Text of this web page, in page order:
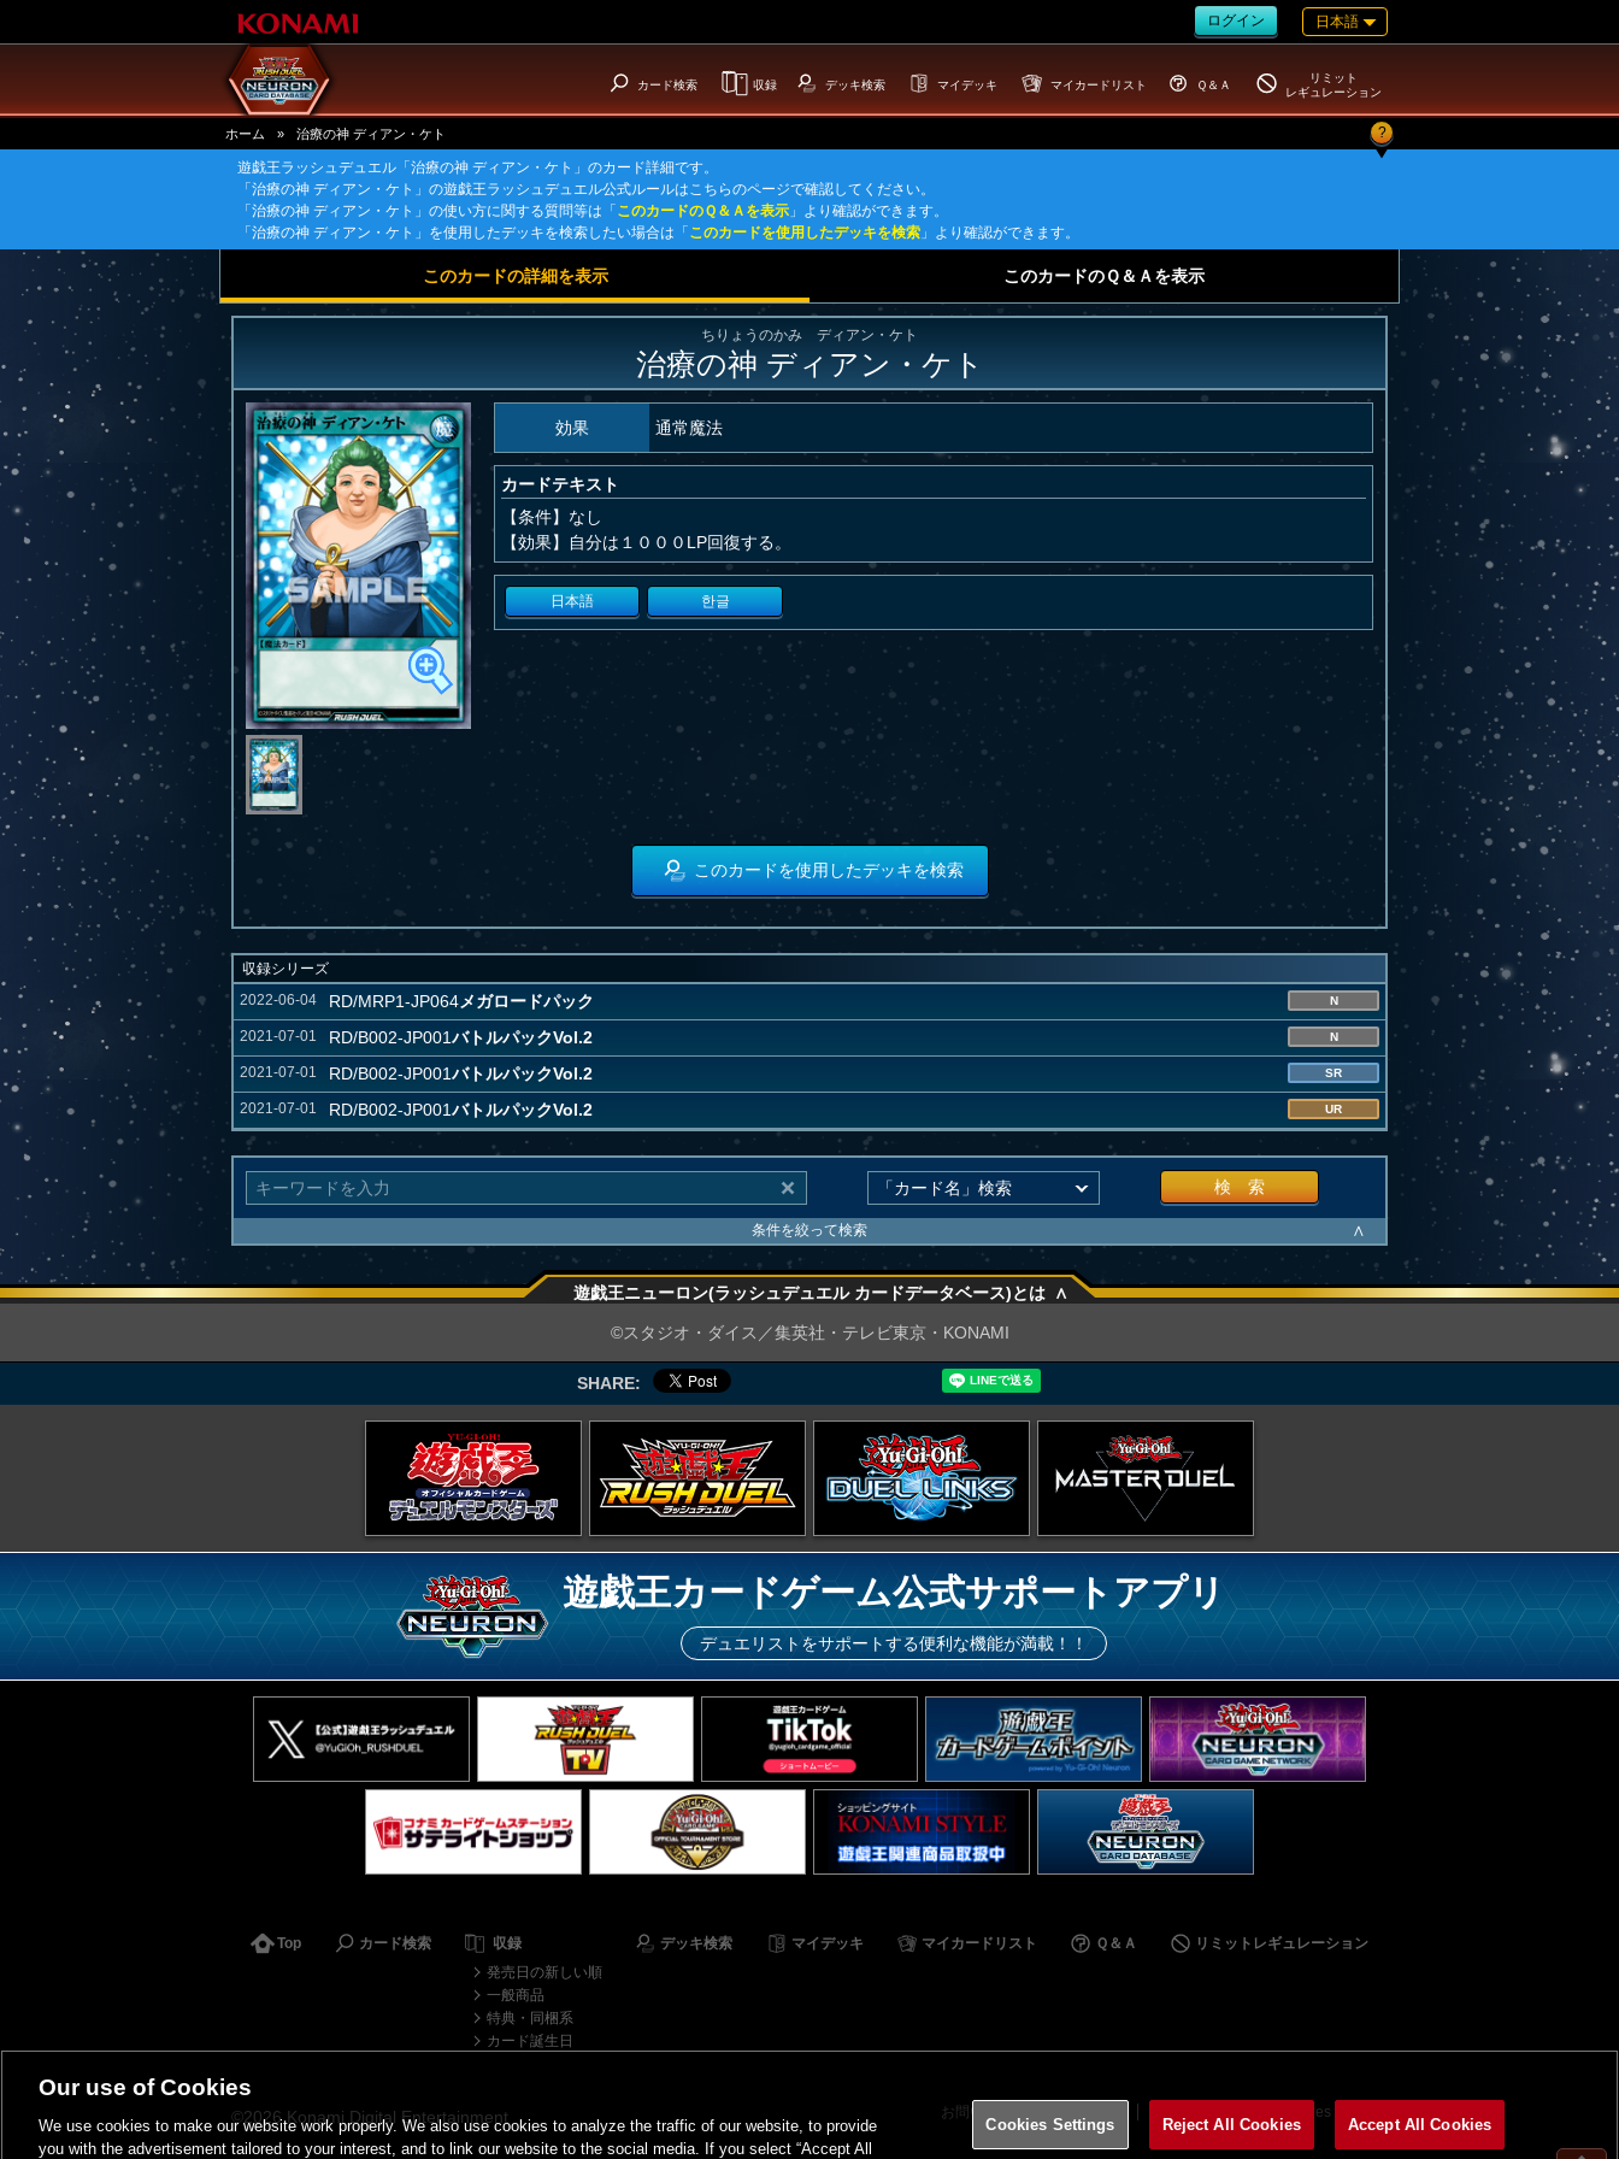
ログイン 日本語
カード検索 収録 デッキ検索 マイデッキ マイカードリスト Ｑ＆Ａ
リミット
レギュレーション
ホーム » 治療の神 ディアン・ケト ?
遊戯王ラッシュデュエル「治療の神 ディアン・ケト」のカード詳細です。
「治療の神 ディアン・ケト」の遊戯王ラッシュデュエル公式ルールはこちらのページで確認してください。
「治療の神 ディアン・ケト」の使い方に関する質問等は「 このカードのＱ＆Ａを表示 」より確認ができます。
「治療の神 ディアン・ケト」を使用したデッキを検索したい場合は「 このカードを使用したデッキを検索 」より確認ができます。
このカードの詳細を表示 このカードのＱ＆Ａを表示
ちりょうのかみ ディアン・ケト
治療の神 ディアン・ケト
効果 通常魔法
カードテキスト
【条件】なし
【効果】自分は１０００LP回復する。
日本語 한글
このカードを使用したデッキを検索
収録シリーズ
2022-06-04
RD/MRP1-JP064メガロードパック N
2021-07-01 RD/B002-JP001バトルパックVol.2 N
2021-07-01 RD/B002-JP001バトルパックVol.2 SR
2021-07-01 RD/B002-JP001バトルパックVol.2 UR
検 索
条件を絞って検索 ∧
遊戯王ニューロン(ラッシュデュエル カードデータベース)とは ∧
©スタジオ・ダイス／集英社・テレビ東京・KONAMI
SHARE:
遊戯王カードゲーム公式サポートアプリ
デュエリストをサポートする便利な機能が満載！！
Top カード検索
収録
発売日の新しい順
一般商品
特典・同梱系
カード誕生日
デッキ検索 マイデッキ マイカードリスト Ｑ＆Ａ リミットレギュレーション
お問い合わせ Cookies Settings
©2026 Konami Digital Entertainment
Our use of Cookies
We use cookies to make our website work properly. We also use cookies to analyze the traffic of our website, to provide
you with the advertisement tailored to your interest, and to link our website to the social media. If you select “Accept All
Cookies Settings Reject All Cookies Accept All Cookies